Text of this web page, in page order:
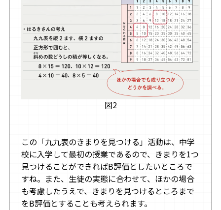
図2
この「九九表のきまりを見つける」活動は、中学
校に入学して最初の授業であるので、きまりを1つ
見つけることができればB評価としたいところで
すね。また、生徒の実態に合わせて、ほかの場合
も考慮したうえで、きまりを見つけるところまで
をB評価とすることも考えられます。